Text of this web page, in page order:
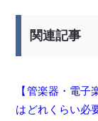
関連記事
【管楽器・電
はどれくらい必